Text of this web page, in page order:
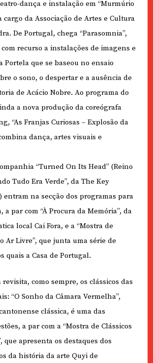
dança e instalação em “Murmúrio
cargo da Associação de Artes e Cultura
De Portugal, chega “Parasomnia”,
recurso a instalações de imagens e
Portela que se baseou no ensaio
o sono, o despertar e a ausência de
de Acácio Nobre. Ao programa do
a nova produção da coreógrafa
“As Franjas Curiosas – Explosão da
dança, artes visuais e
“Turned On Its Head” (Reino
Tudo Era Verde”, da The Key
entram na secção dos programas para
a par com “À Procura da Memória”, da
local Cai Fora, e a “Mostra de
Ar Livre”, que junta uma série de
quais a Casa de Portugal.
revisita, como sempre, os clássicos das
“O Sonho da Câmara Vermelha”,
clássica, é uma das
a par com a “Mostra de Clássicos
que apresenta os destaques dos
da história da arte Quyi de